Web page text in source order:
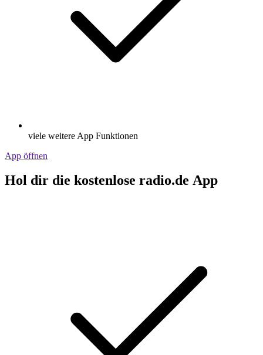
viele weitere App Funktionen
App öffnen
Hol dir die kostenlose radio.de App